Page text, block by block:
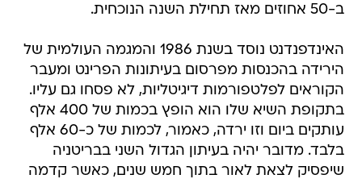
ב-50 אחוזים מאז תחילת השנה הנוכחית.
האינדפנדנט נוסד בשנת 1986 והמגמה העולמית של
הירידה בהכנסות מפרסום בעיתונות הפרינט ומעבר
הקוראים לפלטפורמות דיגיטליות, לא פסחו גם עליו.
בתקופת השיא שלו הוא הופץ בכמות של 400 אלף
עותקים ביום וזו ירדה, כאמור, לכמות של כ-60 אלף
בלבד. מדובר יהיה בעיתון הגדול השני בבריטניה
שיפסיק לצאת לאור בתוך חמש שנים, כאשר קדמה